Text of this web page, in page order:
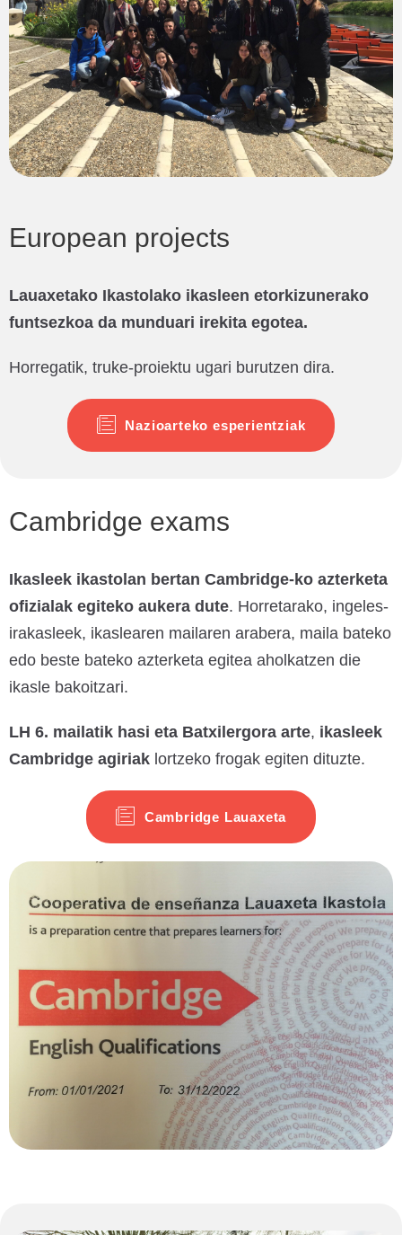
European projects
Lauaxetako Ikastolako ikasleen etorkizunerako
funtsezkoa da munduari irekita egotea.
Horregatik, truke-proiektu ugari burutzen dira.
Nazioarteko esperientziak
Cambridge exams
Ikasleek ikastolan bertan Cambridge-ko azterketa
ofizialak egiteko aukera dute. Horretarako, ingeles-
irakasleek, ikaslearen mailaren arabera, maila bateko
edo beste bateko azterketa egitea aholkatzen die
ikasle bakoitzari.
LH 6. mailatik hasi eta Batxilergora arte, ikasleek
Cambridge agiriak lortzeko frogak egiten dituzte.
Cambridge Lauaxeta